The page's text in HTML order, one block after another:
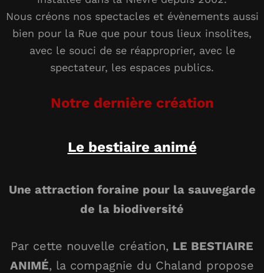
Nous créons nos spectacles et évènements aussi
bien pour la Rue que pour tous lieux insolites,
avec le souci de se réapproprier, avec le
spectateur, les espaces publics.
Notre dernière création
Le bestiaire animé
Une attraction foraine pour la sauvegarde
de la biodiversité
Par cette nouvelle création, LE BESTIAIRE
ANIMÉ, la compagnie du Chaland propose